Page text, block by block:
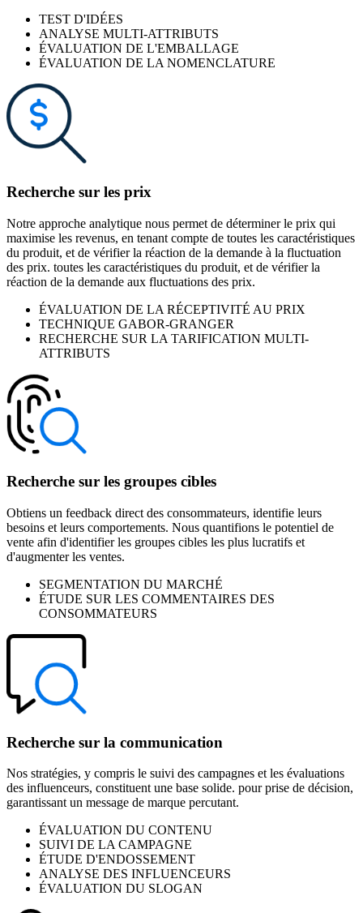
TEST D'IDÉES
ANALYSE MULTI-ATTRIBUTS
ÉVALUATION DE L'EMBALLAGE
ÉVALUATION DE LA NOMENCLATURE
Recherche sur les prix
Notre approche analytique nous permet de déterminer le prix qui
maximise les revenus, en tenant compte de toutes les caractéristiques
du produit, et de vérifier la réaction de la demande à la fluctuation
des prix. toutes les caractéristiques du produit, et de vérifier la
réaction de la demande aux fluctuations des prix.
ÉVALUATION DE LA RÉCEPTIVITÉ AU PRIX
TECHNIQUE GABOR-GRANGER
RECHERCHE SUR LA TARIFICATION MULTI-
ATTRIBUTS
Recherche sur les groupes cibles
Obtiens un feedback direct des consommateurs, identifie leurs
besoins et leurs comportements. Nous quantifions le potentiel de
vente afin d'identifier les groupes cibles les plus lucratifs et
d'augmenter les ventes.
SEGMENTATION DU MARCHÉ
ÉTUDE SUR LES COMMENTAIRES DES
CONSOMMATEURS
Recherche sur la communication
Nos stratégies, y compris le suivi des campagnes et les évaluations
des influenceurs, constituent une base solide. pour prise de décision,
garantissant un message de marque percutant.
ÉVALUATION DU CONTENU
SUIVI DE LA CAMPAGNE
ÉTUDE D'ENDOSSEMENT
ANALYSE DES INFLUENCEURS
ÉVALUATION DU SLOGAN